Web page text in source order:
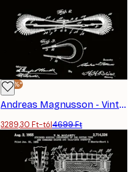
-30%*
Andreas Magnusson - Vintage Ruhaakasztó Patent Poszter
3289,30 Ft-tól4699 Ft